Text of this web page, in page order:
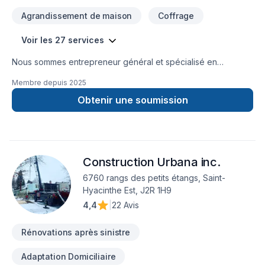
Agrandissement de maison Coffrage
Voir les 27 services
Nous sommes entrepreneur général et spécialisé en
d’expérience dans la réparation de fissures de fondation,
l’imperméabilisation, l’abaissement de sous-sol, l’installation
de drains français et les travaux d’excavation de bâtiment.
de notre engagement afin de mieux vous accompagner et
répondre à vos besoins.
Membre depuis 2025
Obtenir une soumission
Construction Urbana inc.
6760 rangs des petits étangs, Saint-
Hyacinthe Est, J2R 1H9
4,4
22 Avis
Rénovations après sinistre
Adaptation Domiciliaire